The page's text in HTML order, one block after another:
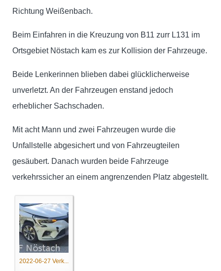
Richtung Weißenbach.
Beim Einfahren in die Kreuzung von B11 zurr L131 im
Ortsgebiet Nöstach kam es zur Kollision der Fahrzeuge.
Beide Lenkerinnen blieben dabei glücklicherweise
unverletzt. An der Fahrzeugen enstand jedoch
erheblicher Sachschaden.
Mit acht Mann und zwei Fahrzeugen wurde die
Unfallstelle abgesichert und von Fahrzeugteilen
gesäubert. Danach wurden beide Fahrzeuge
verkehrssicher an einem angrenzenden Platz abgestellt.
2022-06-27 Verk...